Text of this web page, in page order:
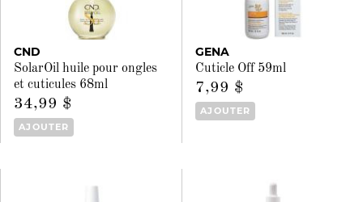
CND
SolarOil huile pour ongles
et cuticules 68ml
34,99 $
AJOUTER
GENA
Cuticle Off 59ml
7,99 $
AJOUTER